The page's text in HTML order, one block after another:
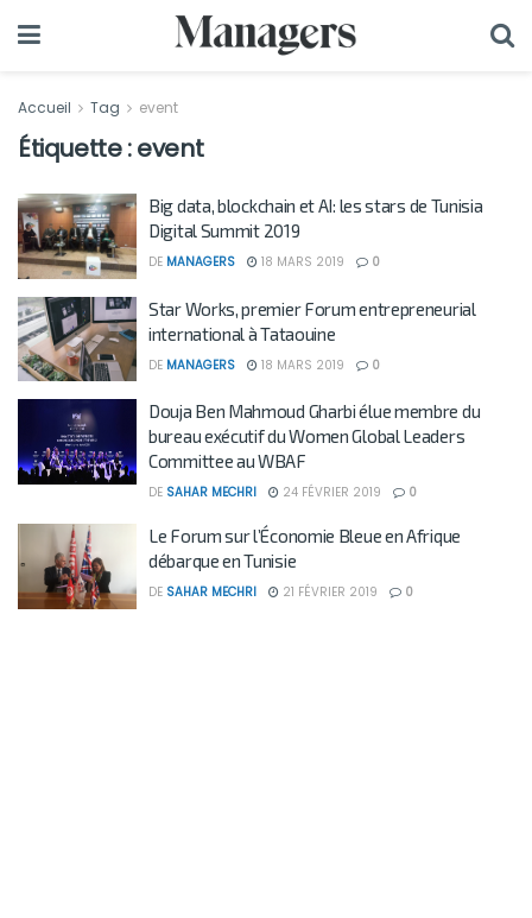
Accueil Tag event
Étiquette :event
Big data, blockchain et AI: les stars de Tunisia
Digital Summit 2019
DE MANAGERS 18 MARS 2019 0
Star Works, premier Forum entrepreneurial
international à Tataouine
DE MANAGERS 18 MARS 2019 0
Douja Ben Mahmoud Gharbi élue membre du
bureau exécutif du Women Global Leaders
Committee au WBAF
DE SAHAR MECHRI 24 FÉVRIER 2019 0
Le Forum sur l’Économie Bleue en Afrique
débarque en Tunisie
DE SAHAR MECHRI 21 FÉVRIER 2019 0